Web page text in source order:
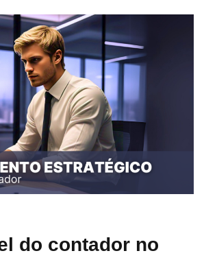
do contador no